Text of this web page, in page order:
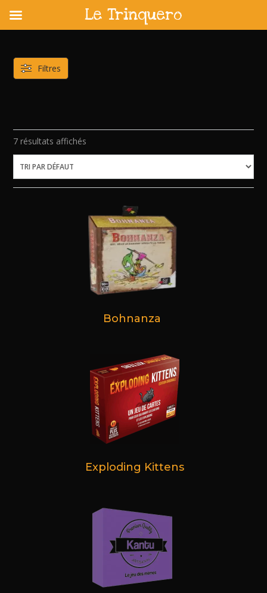
content
7 résultats affichés
Bohnanza
Exploding Kittens
Filtres
Le Trinquero